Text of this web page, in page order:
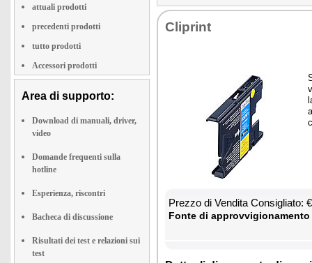
attuali prodotti
precedenti prodotti
tutto prodotti
Accessori prodotti
Area di supporto:
Download di manuali, driver,
video
Domande frequenti sulla
hotline
Esperienza, riscontri
Bacheca di discussione
Risultati dei test e relazioni sui
test
Cli­print
Prez­zo di Ven­di­ta Con­si­glia­to:
Fon­te di